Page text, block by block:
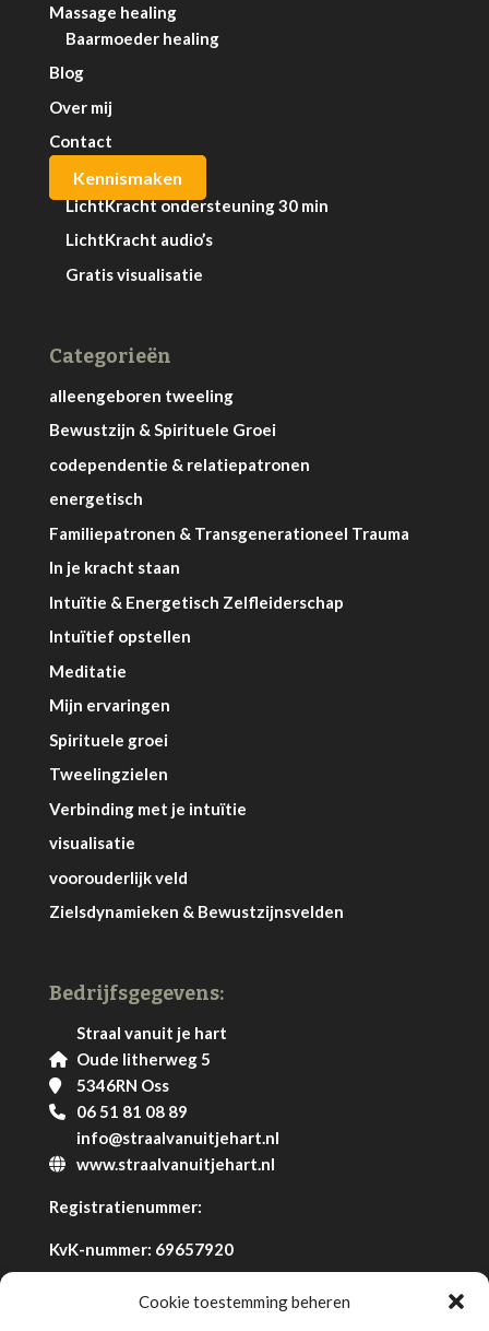
Cookie toestemming beheren
Massage healing
Baarmoeder healing
Blog
Over mij
Contact
Kennismaken
LichtKracht ondersteuning 30 min
LichtKracht audio’s
Gratis visualisatie
Categorieën
alleengeboren tweeling
Bewustzijn & Spirituele Groei
codependentie & relatiepatronen
energetisch
Familiepatronen & Transgenerationeel Trauma
In je kracht staan
Intuïtie & Energetisch Zelfleiderschap
Intuïtief opstellen
Meditatie
Mijn ervaringen
Spirituele groei
Tweelingzielen
Verbinding met je intuïtie
visualisatie
voorouderlijk veld
Zielsdynamieken & Bewustzijnsvelden
Bedrijfsgegevens:
Straal vanuit je hart
Oude litherweg 5
5346RN Oss
06 51 81 08 89
info@straalvanuitjehart.nl
www.straalvanuitjehart.nl
Registratienummer:
KvK-nummer: 69657920